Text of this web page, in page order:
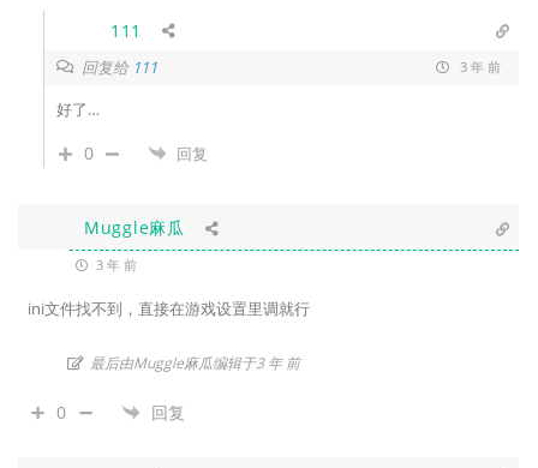
111
回复给 111 3 年 前
好了…
0 回复
Muggle麻瓜
3 年 前
ini文件找不到，直接在游戏设置里调就行
最后由Muggle麻瓜编辑于3 年 前
0 回复